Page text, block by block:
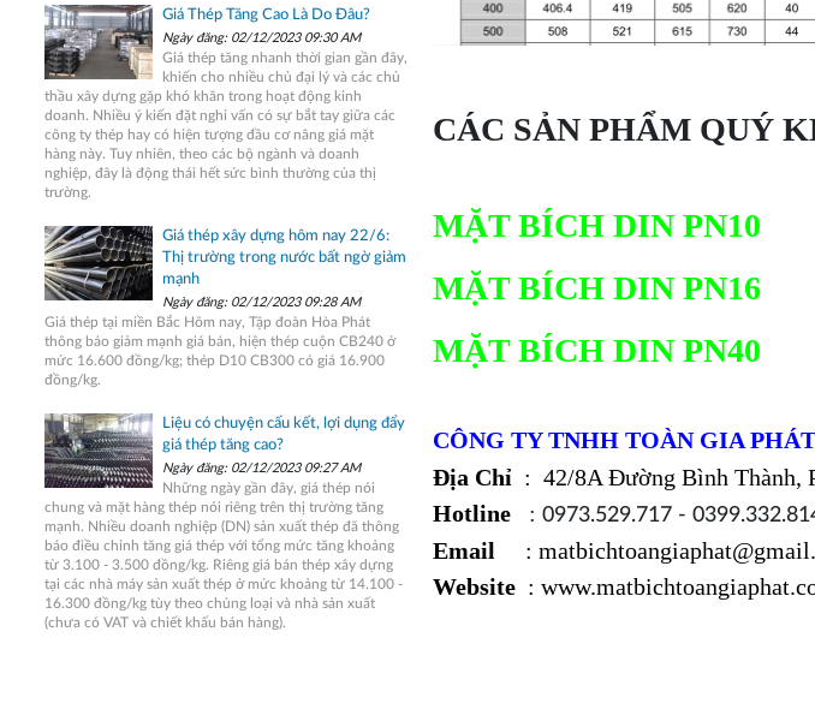
CÁC SẢN PHẨM QUÝ
MẶT BÍCH DIN PN10
MẶT BÍCH DIN PN16
MẶT BÍCH DIN PN40
CÔNG TY TNHH TOÀN GIA PHÁT
Địa Chỉ : 42/8A Đường Bình Thành,
Hotline: 0973.529.717 -
Email :
Website:
Giá Thép Tăng Cao Là Do Đâu?
Ngày đăng: 02/12/2023 09:30 AM
Giá thép tăng nhanh thời gian gần đây,
khiến cho nhiều chủ đại lý và các chủ
thầu xây dựng gặp khó khăn trong hoạt động kinh
doanh. Nhiều ý kiến đặt nghi vấn có sự bắt tay giữa các
công ty thép hay có hiện tượng đầu cơ nâng giá mặt
hàng này. Tuy nhiên, theo các bộ ngành và doanh
nghiệp, đây là động thái hết sức bình thường của thị
trường.
Giá thép xây dựng hôm nay 22/6:
Thị trường trong nước bất ngờ giảm
mạnh
Ngày đăng: 02/12/2023 09:28 AM
Giá thép tại miền Bắc Hôm nay, Tập đoàn Hòa Phát
thông báo giảm mạnh giá bán, hiện thép cuộn CB240 ở
mức 16.600 đồng/kg; thép D10 CB300 có giá 16.900
đồng/kg.
Liệu có chuyện cấu kết, lợi dụng đẩy
giá thép tăng cao?
Ngày đăng: 02/12/2023 09:27 AM
Những ngày gần đây, giá thép nói
chung và mặt hàng thép nói riêng trên thị trường tăng
mạnh. Nhiều doanh nghiệp (DN) sản xuất thép đã thông
báo điều chỉnh tăng giá thép với tổng mức tăng khoảng
từ 3.100 - 3.500 đồng/kg. Riêng giá bán thép xây dựng
tại các nhà máy sản xuất thép ở mức khoảng từ 14.100 -
16.300 đồng/kg tùy theo chủng loại và nhà sản xuất
(chưa có VAT và chiết khấu bán hàng).